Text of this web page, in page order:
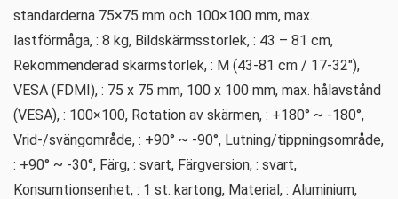
standarderna 75×75 mm och 100×100 mm, max.
lastförmåga, : 8 kg, Bildskärmsstorlek, : 43 – 81 cm,
Rekommenderad skärmstorlek, : M (43-81 cm / 17-32″),
VESA (FDMI), : 75 x 75 mm, 100 x 100 mm, max. hålavstånd
(VESA), : 100×100, Rotation av skärmen, : +180° ~ -180°,
Vrid-/svängområde, : +90° ~ -90°, Lutning/tippningsområde,
: +90° ~ -30°, Färg, : svart, Färgversion, : svart,
Konsumtionsenhet, : 1 st. kartong, Material, : Aluminium,